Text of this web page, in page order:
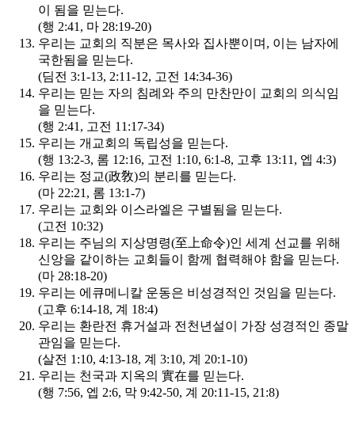
이 됨을 믿는다.
(행 2:41, 마 28:19-20)
우리는 교회의 직분은 목사와 집사뿐이며, 이는 남자에
국한됨을 믿는다.
(딤전 3:1-13, 2:11-12, 고전 14:34-36)
우리는 믿는 자의 침례와 주의 만찬만이 교회의 의식임
을 믿는다.
(행 2:41, 고전 11:17-34)
우리는 개교회의 독립성을 믿는다.
(행 13:2-3, 롬 12:16, 고전 1:10, 6:1-8, 고후 13:11, 엡 4:3)
우리는 정교(政敎)의 분리를 믿는다.
(마 22:21, 롬 13:1-7)
우리는 교회와 이스라엘은 구별됨을 믿는다.
(고전 10:32)
우리는 주님의 지상명령(至上命令)인 세계 선교를 위해
신앙을 같이하는 교회들이 함께 협력해야 함을 믿는다.
(마 28:18-20)
우리는 에큐메니칼 운동은 비성경적인 것임을 믿는다.
(고후 6:14-18, 계 18:4)
우리는 환란전 휴거설과 전천년설이 가장 성경적인 종말
관임을 믿는다.
(살전 1:10, 4:13-18, 계 3:10, 계 20:1-10)
우리는 천국과 지옥의 實在를 믿는다.
(행 7:56, 엡 2:6, 막 9:42-50, 계 20:11-15, 21:8)